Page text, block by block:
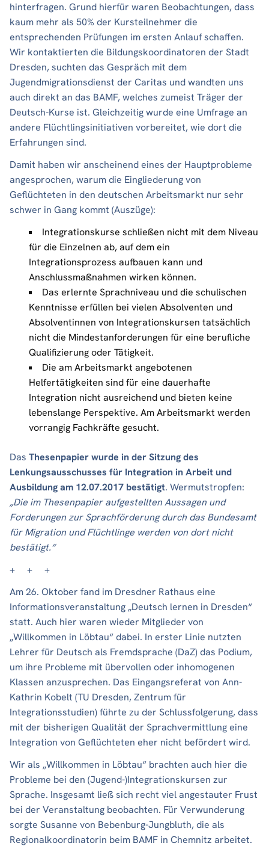
hinterfragen. Grund hierfür waren Beobachtungen, dass
kaum mehr als 50% der Kursteilnehmer die
entsprechenden Prüfungen im ersten Anlauf schaffen.
Wir kontaktierten die Bildungskoordinatoren der Stadt
Dresden, suchten das Gespräch mit dem
Jugendmigrationsdienst der Caritas und wandten uns
auch direkt an das BAMF, welches zumeist Träger der
Deutsch-Kurse ist. Gleichzeitig wurde eine Umfrage an
andere Flüchtlingsinitiativen vorbereitet, wie dort die
Erfahrungen sind.
Damit haben wir anscheinend eines der Hauptprobleme
angesprochen, warum die Eingliederung von
Geflüchteten in den deutschen Arbeitsmarkt nur sehr
schwer in Gang kommt (Auszüge):
Integrationskurse schließen nicht mit dem Niveau
für die Einzelnen ab, auf dem ein
Integrationsprozess aufbauen kann und
Anschlussmaßnahmen wirken können.
Das erlernte Sprachniveau und die schulischen
Kenntnisse erfüllen bei vielen Absolventen und
Absolventinnen von Integrationskursen tatsächlich
nicht die Mindestanforderungen für eine berufliche
Qualifizierung oder Tätigkeit.
Die am Arbeitsmarkt angebotenen
Helfertätigkeiten sind für eine dauerhafte
Integration nicht ausreichend und bieten keine
lebenslange Perspektive. Am Arbeitsmarkt werden
vorrangig Fachkräfte gesucht.
Das Thesenpapier wurde in der Sitzung des
Lenkungsausschusses für Integration in Arbeit und
Ausbildung am 12.07.2017 bestätigt. Wermutstropfen:
„Die im Thesenpapier aufgestellten Aussagen und
Forderungen zur Sprachförderung durch das Bundesamt
für Migration und Flüchtlinge werden von dort nicht
bestätigt.“
+ + +
Am 26. Oktober fand im Dresdner Rathaus eine
Informationsveranstaltung „Deutsch lernen in Dresden“
statt. Auch hier waren wieder Mitglieder von
„Willkommen in Löbtau“ dabei. In erster Linie nutzten
Lehrer für Deutsch als Fremdsprache (DaZ) das Podium,
um ihre Probleme mit übervollen oder inhomogenen
Klassen anzusprechen. Das Eingangsreferat von Ann-
Kathrin Kobelt (TU Dresden, Zentrum für
Integrationsstudien) führte zu der Schlussfolgerung, dass
mit der bisherigen Qualität der Sprachvermittlung eine
Integration von Geflüchteten eher nicht befördert wird.
Wir als „Willkommen in Löbtau“ brachten auch hier die
Probleme bei den (Jugend-)Integrationskursen zur
Sprache. Insgesamt ließ sich recht viel angestauter Frust
bei der Veranstaltung beobachten. Für Verwunderung
sorgte Susanne von Bebenburg-Jungbluth, die als
Regionalkoordinatorin beim BAMF in Chemnitz arbeitet.